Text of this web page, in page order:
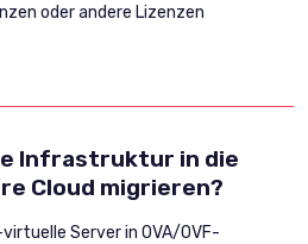
oder andere Lizenzen
Infrastruktur in die
Cloud migrieren?
Server in OVA/OVF-